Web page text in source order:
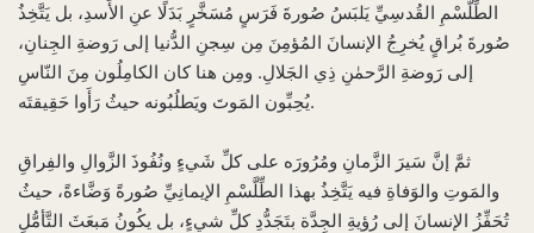
الطِّلَّسْمِ القُدسِيِّ يَلبَسُ صُورةَ فَرَسٍ مُسَخَّرٍ بَدَلًا عنِ الأَسدِ، بل يَتَّخِذُ
صُورةَ بُراقٍ يُخرِجُ الإنسانَ المُؤمِنَ مِن سِجنِ الدُّنيا إلى رَوضةِ الجِنانِ،
إلى رَوضةِ الرَّحمٰنِ ذِي الجَلالِ. ومِن هنا كان الكامِلُون مِنَ النّاسِ
يُحِبِّون المَوتَ ويَطلُبُونه حيثُ رَأَوا حَقِيقتَه.
ثمَّ إنَّ سَيرَ الزَّمانِ ومُرُورَه على كلِّ شَيءٍ ونُفُوذَ الزَّوالِ والفِراقِ
والمَوتِ والوَفاةِ فيه يَتَّخِذُ بهذا الطِّلَّسْمِ الإيمانِيِّ صُورةً وَضَّاءةً، حيثُ
تُحَفِّزُ الإنسانَ إلى رُؤيةِ الجِدَّة بتَجَدُّدِ كلِّ شيءٍ، بل يكُونُ مَبعَثَ التَّأمُّلِ